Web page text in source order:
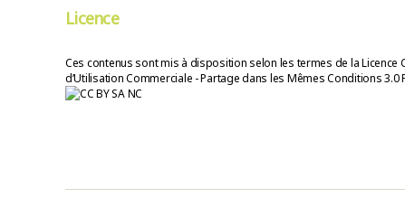
Licence
Ces contenus sont mis à disposition selon les termes de la Licence
d’Utilisation Commerciale - Partage dans les Mêmes Conditions 3.0